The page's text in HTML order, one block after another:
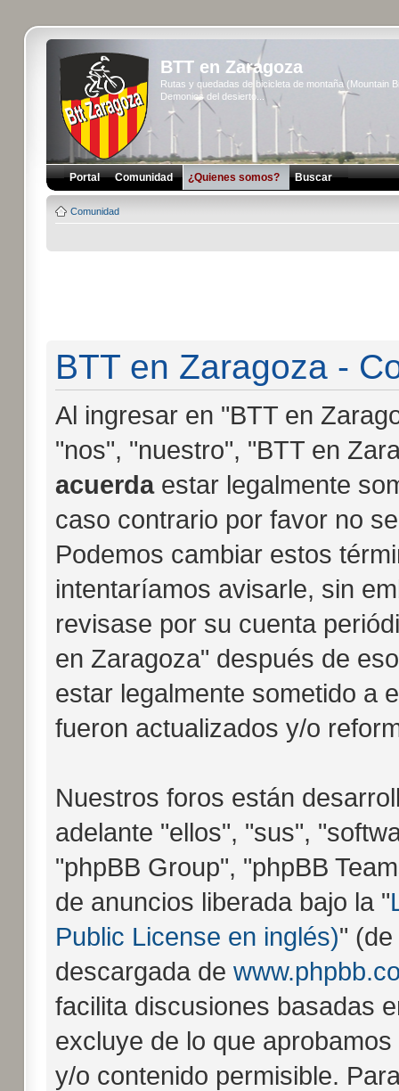
BTT en Zaragoza
Rutas y quedadas de bicicleta de montaña (Mountain
Demonios del desierto...
Portal Comunidad ¿Quienes somos? Buscar
Comunidad
BTT en Zaragoza -
Al ingresar en "BTT en
"nos", "nuestro", "BTT en
acuerdaestar legalmente
caso contrario por favor no
Podemos cambiar estos
intentaríamos avisarle, sin
revisase por su cuenta
en Zaragoza" después de
estar legalmente sometido a
fueron actualizados y/o
Nuestros foros están
adelante "ellos", "sus",
"phpBB Group", "phpBB
de anuncios liberada bajo la "
Public License en inglés)"
descargada de
facilita discusiones basadas
excluye de lo que
y/o contenido permisible.